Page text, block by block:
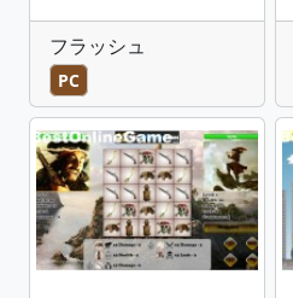
フラッシュ
PC